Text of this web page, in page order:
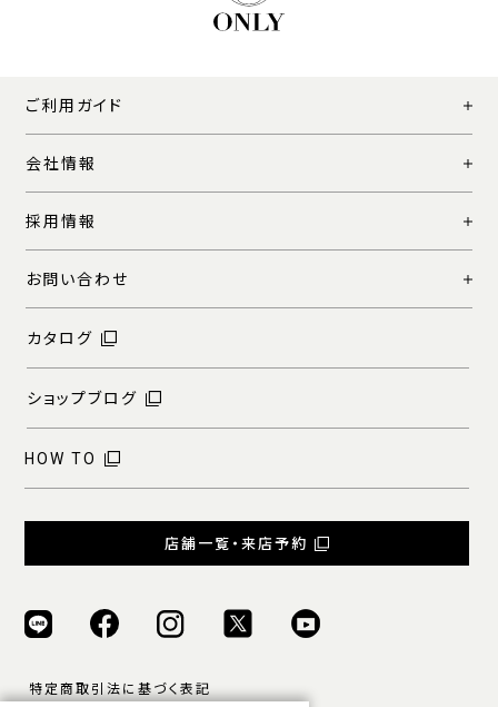
ご利用ガイド
会社情報
採用情報
お問い合わせ
カタログ
ショップブログ
HOW TO
店舗一覧・来店予約
特定商取引法に基づく表記